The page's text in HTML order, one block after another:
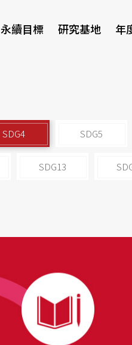
永續目標 研究基地 年
SDG4 SDG5
SDG13